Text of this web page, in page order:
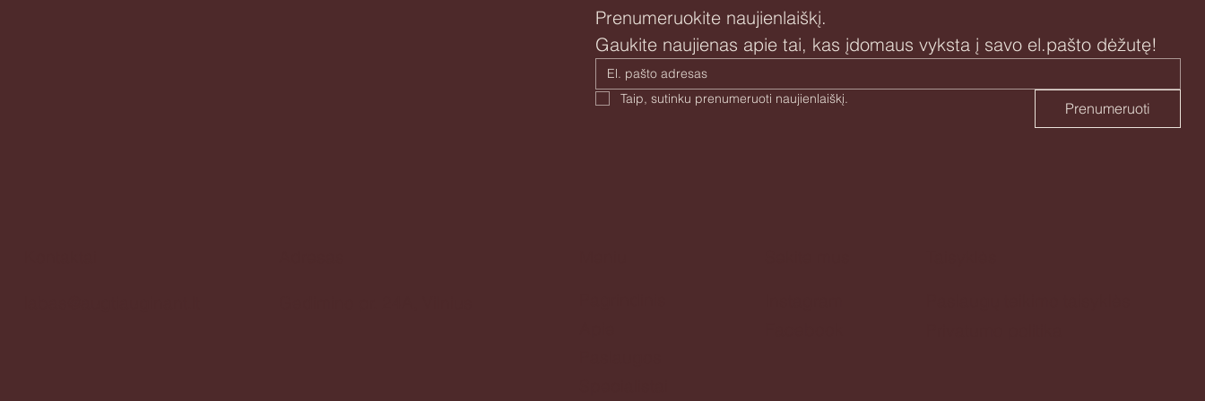
Prenumeruokite naujienlaiškį.
Gaukite naujienas apie tai, kas įdomaus vyksta į savo el.pašto dėžutę!
Prenumeruoti